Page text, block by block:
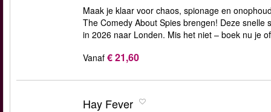
Maak je klaar voor chaos, spionage en
The Comedy About Spies brengen! Deze
in 2026 naar Londen. Mis het niet – boek nu je
Vanaf € 21,60
Hay Fever